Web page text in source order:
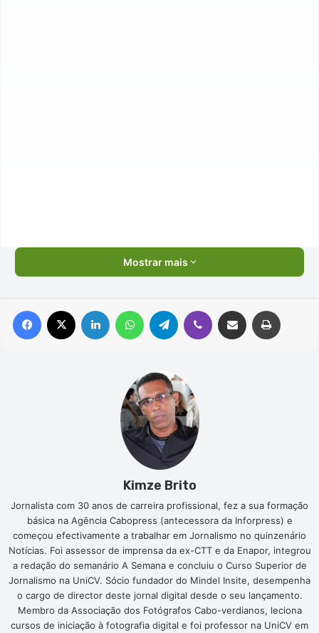
Mostrar mais
Facebook Linkedin WhatsAppTelegram Viber Compartilhar via e-mail
Kimze Brito
Jornalista com 30 anos de carreira profissional, fez a sua formação
básica na Agência Cabopress (antecessora da Inforpress) e
começou efectivamente a trabalhar em Jornalismo no quinzenário
Notícias. Foi assessor de imprensa da ex-CTT e da Enapor, integrou
a redação do semanário A Semana e concluiu o Curso Superior de
Jornalismo na UniCV. Sócio fundador do Mindel Insite, desempenha
o cargo de director deste jornal digital desde o seu lançamento.
Membro da Associação dos Fotógrafos Cabo-verdianos, leciona
cursos de iniciação à fotografia digital e foi professor na UniCV em